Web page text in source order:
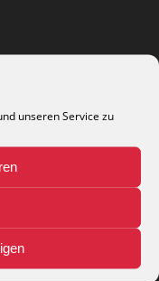
unseren Service zu